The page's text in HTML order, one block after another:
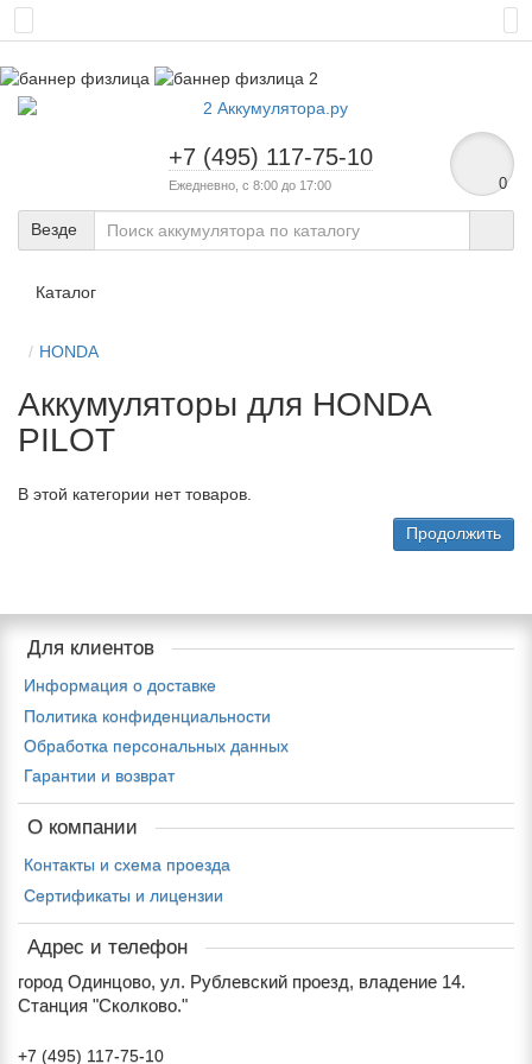
+7 (495) 117-75-10
Ежедневно, с 8:00 до 17:00 0
Везде
Каталог
HONDA
Аккумуляторы для HONDA
PILOT
В этой категории нет товаров.
Продолжить
Для клиентов
Информация о доставке
Политика конфиденциальности
Обработка персональных данных
Гарантии и возврат
О компании
Контакты и схема проезда
Сертификаты и лицензии
Адрес и телефон
город Одинцово, ул. Рублевский проезд, владение 14.
Станция "Сколково."
+7 (495) 117-75-10